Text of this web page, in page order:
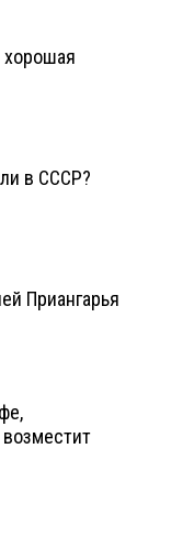
хорошая
в СССР?
Приангарья